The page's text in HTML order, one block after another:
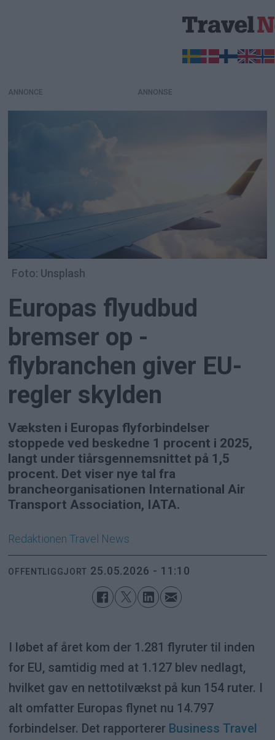
ANNONCE
Foto: Unsplash
Europas flyudbud
bremser op -
flybranchen giver EU-
regler skylden
Væksten i Europas flyforbindelser
stoppede ved beskedne 1 procent i 2025,
langt under tiårsgennemsnittet på 1,5
procent. Det viser nye tal fra
brancheorganisationen International Air
Transport Association, IATA.
Redaktionen Travel News
OFFENTLIGGJORT 25.05.2026 - 11:10
I løbet af året kom der 1.281 flyruter til inden
for EU, samtidig med at 1.127 blev nedlagt,
hvilket gav en nettotilvækst på kun 154 ruter. I
alt omfatter Europas flynet nu 14.797
forbindelser. Det rapporterer Business Travel